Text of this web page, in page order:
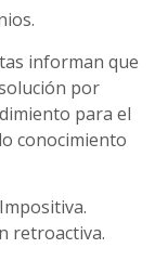
informan que
por
para el
conocimiento
retroactiva.